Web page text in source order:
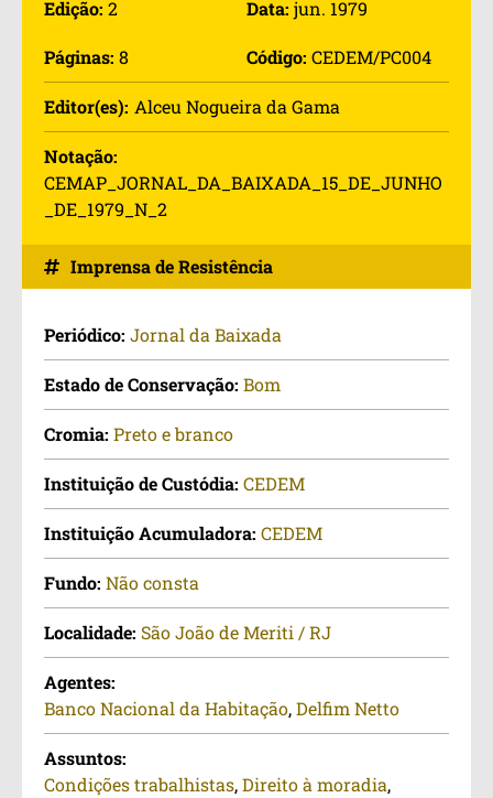
Edição: 2 Data: jun. 1979
Páginas: 8 Código: CEDEM/PC004
Editor(es): Alceu Nogueira da Gama
Notação:
CEMAP_JORNAL_DA_BAIXADA_15_DE_JUNHO
_DE_1979_N_2
Imprensa de Resistência
Periódico: Jornal da Baixada
Estado de Conservação: Bom
Cromia: Preto e branco
Instituição de Custódia: CEDEM
Instituição Acumuladora: CEDEM
Fundo: Não consta
Localidade: São João de Meriti / RJ
Agentes:
Banco Nacional da Habitação,Delfim Netto
Assuntos:
Condições trabalhistas,Direito à moradia,